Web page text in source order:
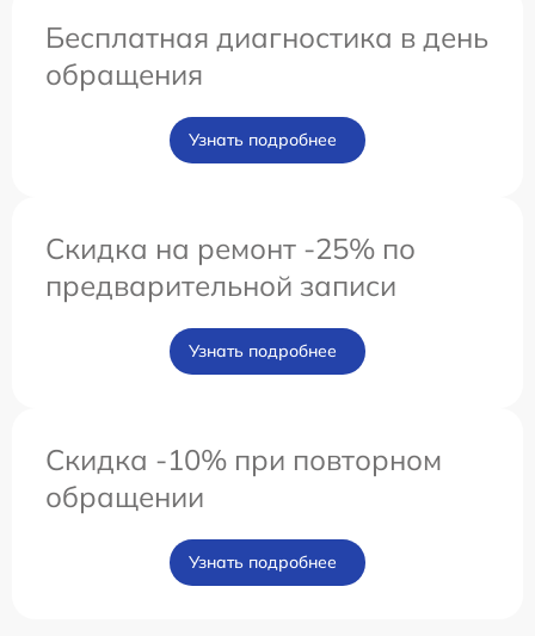
Бесплатная диагностика в день
обращения
Узнать подробнее
Скидка на ремонт -25% по
предварительной записи
Узнать подробнее
Скидка -10% при повторном
обращении
Узнать подробнее